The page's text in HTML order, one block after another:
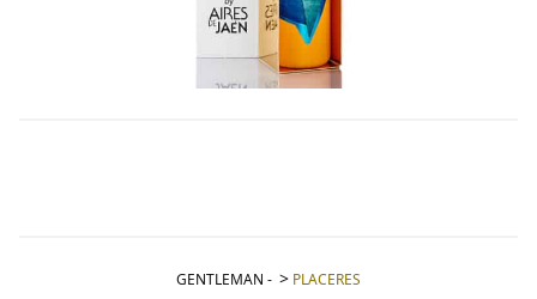
GENTLEMAN - PLACERES